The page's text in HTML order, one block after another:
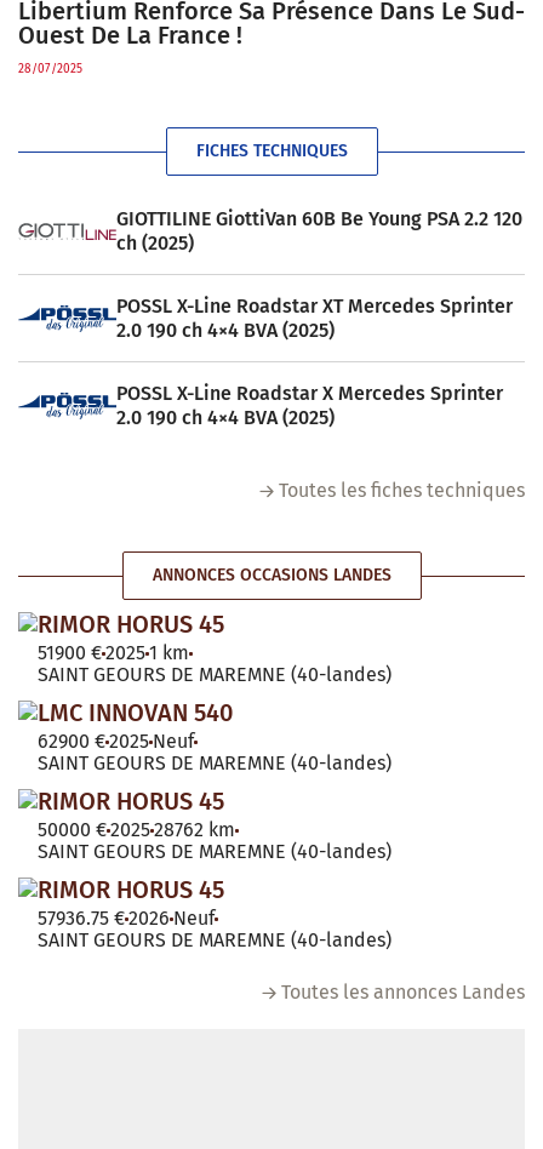
Libertium Renforce Sa Présence Dans Le Sud-
Ouest De La France !
28/07/2025
FICHES TECHNIQUES
GIOTTILINE GiottiVan 60B Be Young PSA 2.2 120
ch (2025)
POSSL X-Line Roadstar XT Mercedes Sprinter
2.0 190 ch 4×4 BVA (2025)
POSSL X-Line Roadstar X Mercedes Sprinter
2.0 190 ch 4×4 BVA (2025)
Toutes les fiches techniques
ANNONCES OCCASIONS LANDES
RIMOR HORUS 45
51900 €20251 km
SAINT GEOURS DE MAREMNE (40-landes)
LMC INNOVAN 540
62900 €2025 Neuf
SAINT GEOURS DE MAREMNE (40-landes)
RIMOR HORUS 45
50000 €202528762 km
SAINT GEOURS DE MAREMNE (40-landes)
RIMOR HORUS 45
57936.75 €2026 Neuf
SAINT GEOURS DE MAREMNE (40-landes)
Toutes les annonces Landes